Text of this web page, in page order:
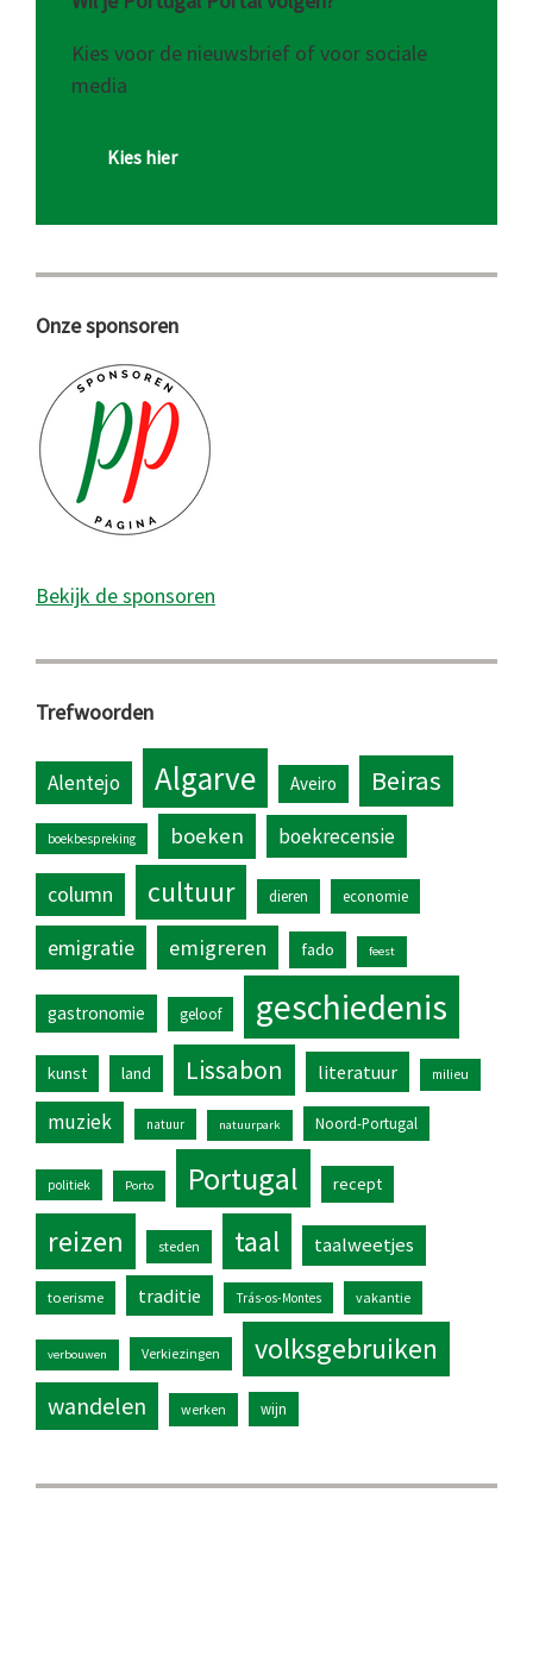
Kies voor de nieuwsbrief of voor sociale
media
Kies hier
Onze sponsoren
Bekijk de sponsoren
Trefwoorden
Alentejo Algarve Aveiro Beiras
boekbespreking boeken boekrecensie
column cultuur dieren economie
emigratie emigreren fado feest
gastronomie geloof geschiedenis
kunst land Lissabon literatuur milieu
muziek natuur natuurpark Noord-Portugal
politiek Porto Portugal recept
reizen steden taal taalweetjes
toerisme traditie Trás-os-Montes vakantie
verbouwen Verkiezingen volksgebruiken
wandelen werken wijn